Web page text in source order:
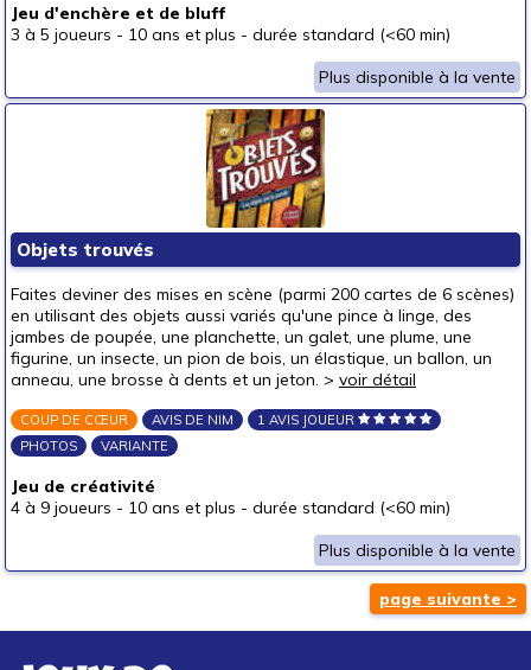
Jeu d'enchère et de bluff
3 à 5 joueurs - 10 ans et plus - durée standard (<60 min)
Plus disponible à la vente
Objets trouvés
Faites deviner des mises en scène (parmi 200 cartes de 6 scènes)
en utilisant des objets aussi variés qu'une pince à linge, des
jambes de poupée, une planchette, un galet, une plume, une
figurine, un insecte, un pion de bois, un élastique, un ballon, un
anneau, une brosse à dents et un jeton. > voir détail
COUP DE CŒUR AVIS DE NIM
1 AVIS JOUEUR
PHOTOS
VARIANTE
Jeu de créativité
4 à 9 joueurs - 10 ans et plus - durée standard (<60 min)
Plus disponible à la vente
page suivante >